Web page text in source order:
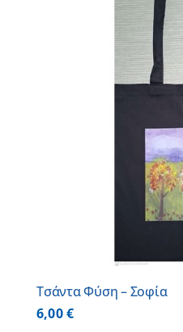
Τσάντα Φύση – Σοφία
6,00€